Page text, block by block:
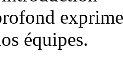
équipes.